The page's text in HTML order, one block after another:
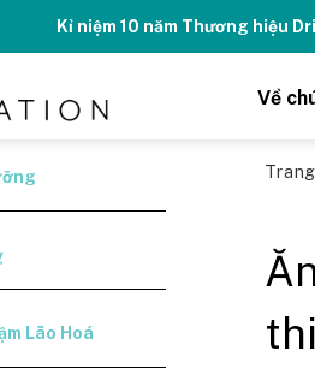
Kỉ niệm 10 năm Thương hiệu
Về
Lão Hoá